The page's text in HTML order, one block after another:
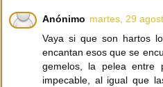
Anónimo martes, 29
Vaya si que son hartos
encantan esos que se
gemelos, la pelea entre
impecable, al igual que